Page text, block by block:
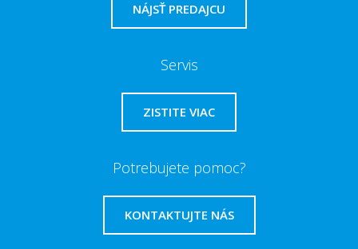
NÁJSŤ PREDAJCU
Servis
ZISTITE VIAC
Potrebujete pomoc?
KONTAKTUJTE NÁS